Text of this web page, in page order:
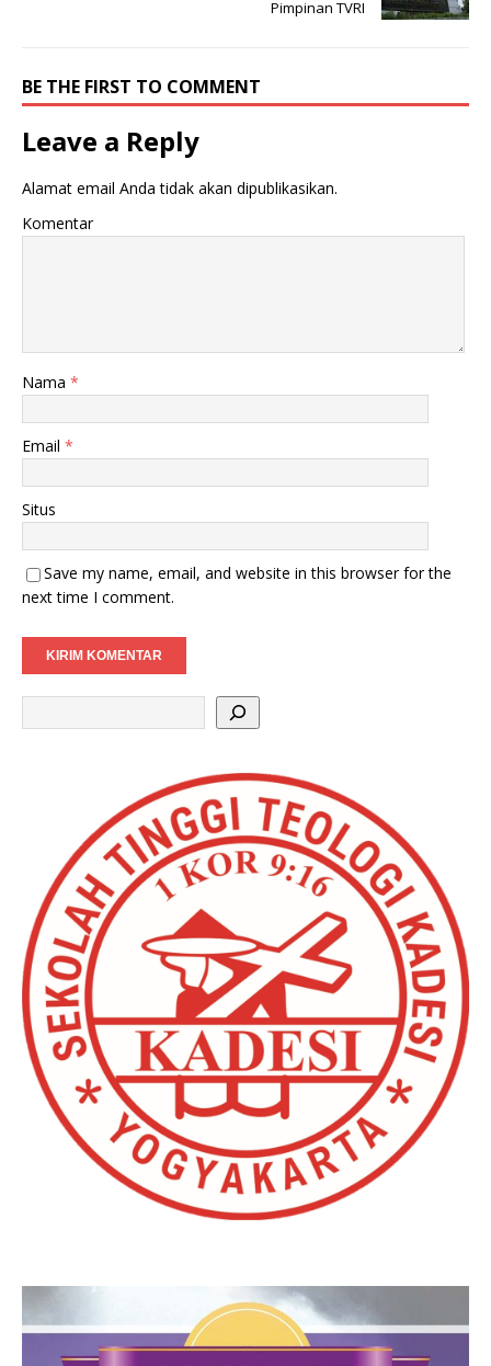
Pimpinan TVRI
BE THE FIRST TO COMMENT
Leave a Reply
Alamat email Anda tidak akan dipublikasikan.
Komentar
Nama *
Email *
Situs
Save my name, email, and website in this browser for the
next time I comment.